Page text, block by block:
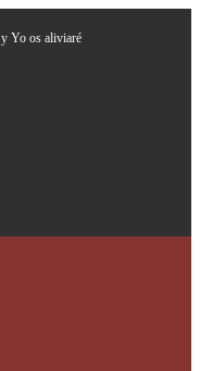
Yo os aliviaré